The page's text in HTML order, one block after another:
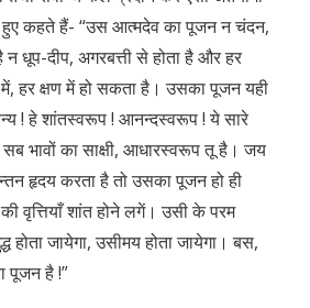
कहते हैं- “उस आत्मदेव का पूजन न चंदन,
धूप-दीप, अगरबत्ती से होता है और हर
में, हर क्षण में हो सकता है। उसका पूजन यही
! हे शांतस्वरूप ! आनन्दस्वरूप ! ये सारे
भावों का साक्षी, आधारस्वरूप तू है। जय
हृदय करता है तो उसका पूजन हो ही
वृत्तियाँ शांत होने लगें। उसी के परम
होता जायेगा, उसीमय होता जायेगा। बस,
पूजन है !”